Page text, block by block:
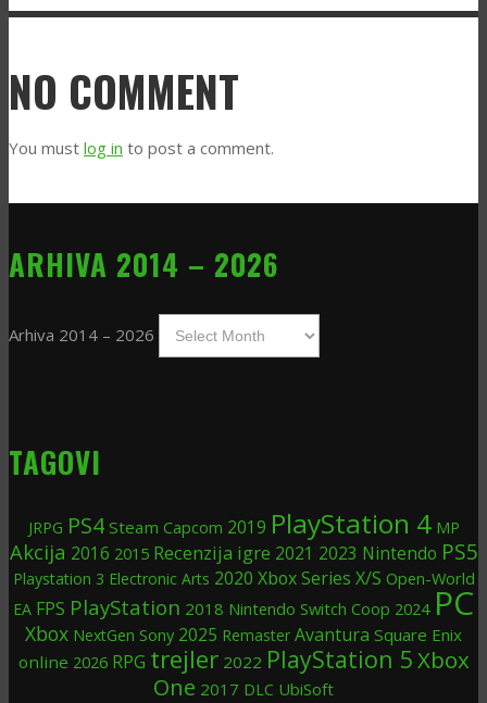
NO COMMENT
You must log in to post a comment.
ARHIVA 2014 – 2026
Arhiva 2014 – 2026
TAGOVI
JRPG PS4 Steam Capcom 2019 PlayStation 4 MP
Akcija 2016 2015 Recenzija igre 2021 2023 Nintendo PS5
Playstation 3 Electronic Arts 2020 Xbox Series X/S Open-World
EA FPS PlayStation 2018 Nintendo Switch Coop 2024 PC
Xbox NextGen Sony 2025 Remaster Avantura Square Enix
online 2026 RPG trejler 2022 PlayStation 5Xbox
One 2017 DLC UbiSoft